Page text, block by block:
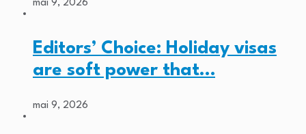
mai 9, 2026
Editors’ Choice: Holiday visas
are soft power that…
mai 9, 2026